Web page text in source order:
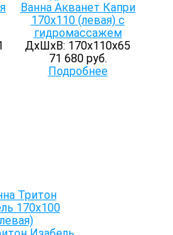
Ванна Акванет Капри
170х110 (левая) с
гидромассажем
ДхШхВ: 170х110х65
71 680 руб.
Подробнее